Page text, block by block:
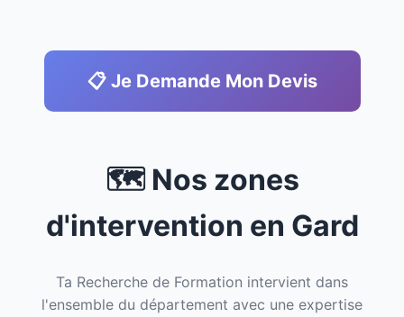
📋 Je Demande Mon Devis
🗺️ Nos zones
d'intervention en Gard
Ta Recherche de Formation intervient dans
l'ensemble du département avec une expertise